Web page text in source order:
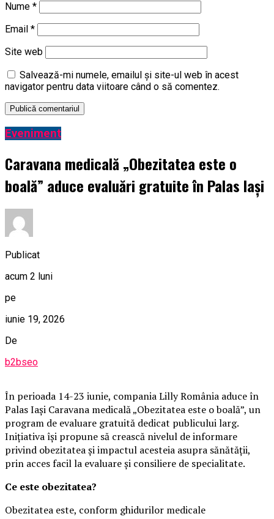
Nume *
Email *
Site web
Salvează-mi numele, emailul și site-ul web în acest
navigator pentru data viitoare când o să comentez.
Eveniment
Caravana medicală „Obezitatea este o
boală” aduce evaluări gratuite în Palas Iași
Publicat
acum 2 luni
pe
iunie 19, 2026
De
b2bseo
În perioada 14-23 iunie, compania Lilly România aduce în
Palas Iași Caravana medicală „Obezitatea este o boală”, un
program de evaluare gratuită dedicat publicului larg.
Inițiativa își propune să crească nivelul de informare
privind obezitatea și impactul acesteia asupra sănătății,
prin acces facil la evaluare și consiliere de specialitate.
Ce este obezitatea?
Obezitatea este, conform ghidurilor medicale